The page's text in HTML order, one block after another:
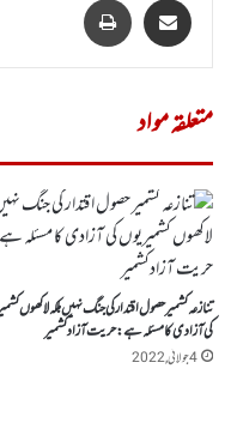
متعلقہ مواد
تنازعہ کشمیر حصول اقتدار کی جنگ نہیں بلکہ لاکھوں
کی آزادی کا مسئلہ ہے: حریت آزادکشمیر
4 جولائی, 2022